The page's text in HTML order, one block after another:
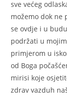
sve većeg
možemo dok ne
se ovdje i u
podržati u
primjerom u
od Boga
mirisi koje
zdrav vazduh